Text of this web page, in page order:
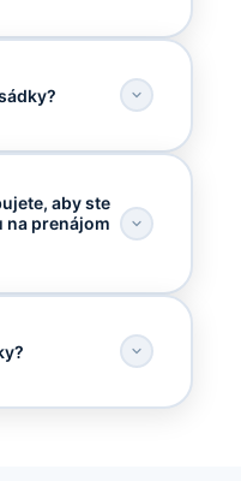
aby ste
na prenájom